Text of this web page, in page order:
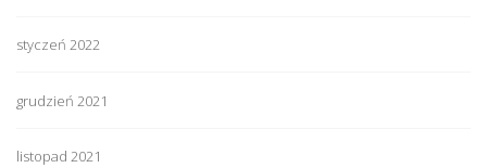
styczeń 2022
grudzień 2021
listopad 2021